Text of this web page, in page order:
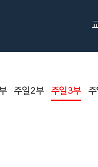
주일2부 주일3부